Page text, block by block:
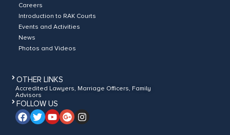
Careers
Introduction to RAK Courts
Events and Activities
News
Photos and Videos
OTHER LINKS
Accredited Lawyers, Marriage Officers, Family
Advisors
FOLLOW US